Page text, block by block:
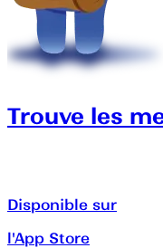
Trouve les
Disponible sur
l'App Store